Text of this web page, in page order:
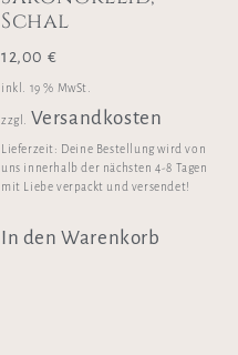
Schal
12,00 €
inkl. 19 % MwSt.
zzgl. Versandkosten
Lieferzeit: Deine Bestellung wird von
uns innerhalb der nächsten 4-8 Tagen
mit Liebe verpackt und versendet!
In den Warenkorb